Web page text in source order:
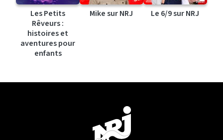
Les Petits
Rêveurs :
histoires et
aventures pour
enfants
Mike sur NRJ Le 6/9 sur NRJ